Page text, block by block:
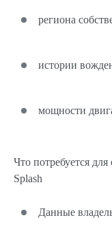
региона
истории
мощности
Что потребуется
Splash
Данные